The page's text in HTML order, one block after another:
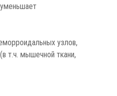
узлов,
т.ч. мышечной ткани,